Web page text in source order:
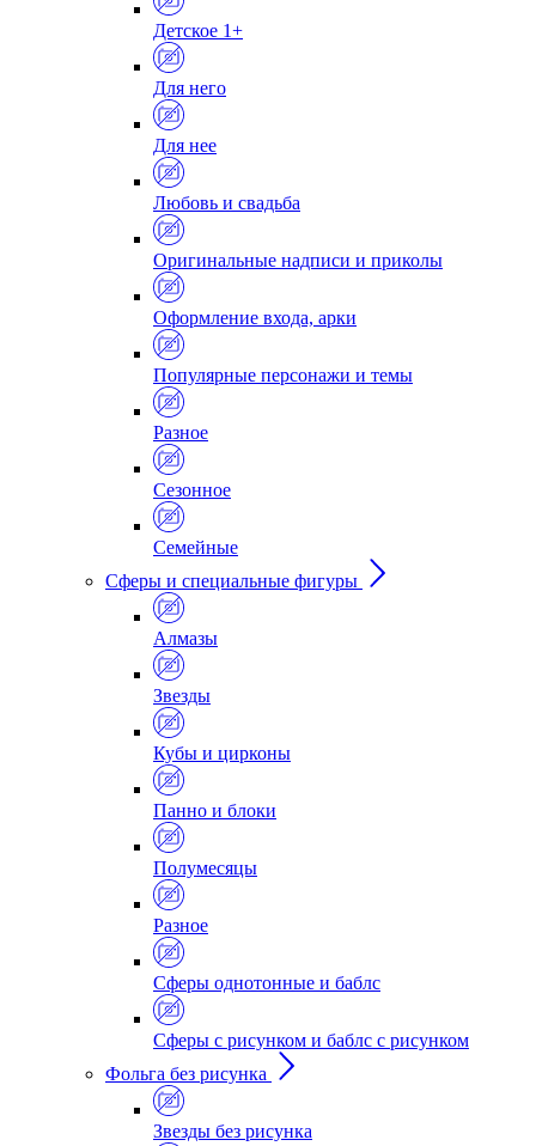
Детское 1+
Для него
Для нее
Любовь и свадьба
Оригинальные надписи и приколы
Оформление входа, арки
Популярные персонажи и темы
Разное
Сезонное
Семейные
Сферы и специальные фигуры
Алмазы
Звезды
Кубы и цирконы
Панно и блоки
Полумесяцы
Разное
Сферы однотонные и баблс
Сферы с рисунком и баблс с рисунком
Фольга без рисунка
Звезды без рисунка